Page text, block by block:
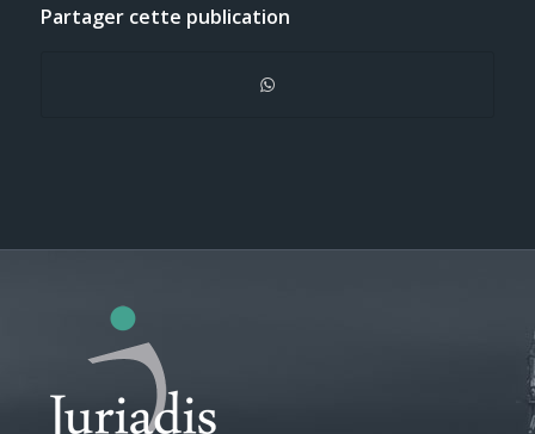
Partager cette publication